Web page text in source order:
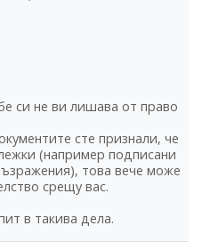
си не ви лишава от право
сте признали, че
(например подписани
това вече може
срещу вас.
в такива дела.